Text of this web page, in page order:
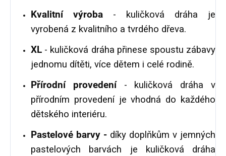
Kvalitní výroba - kuličková dráha je
vyrobená z kvalitního a tvrdého dřeva.
XL - kuličková dráha přinese spoustu zábavy
jednomu dítěti, více dětem i celé rodině.
Přírodní provedení- kuličková dráha v
přírodním provedení je vhodná do každého
dětského interiéru.
Pastelové barvy - díky doplňkům v jemných
pastelových barvách je kuličková dráha